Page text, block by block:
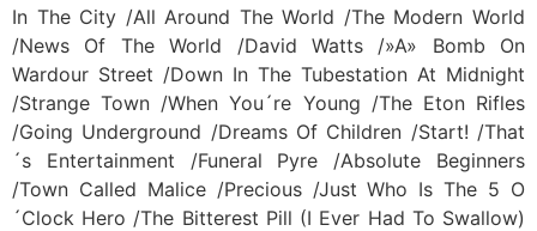
In The City /All Around The World /The Modern World
/News Of The World /David Watts /»A» Bomb On
Wardour Street /Down In The Tubestation At Midnight
/Strange Town /When You´re Young /The Eton Rifles
/Going Underground /Dreams Of Children /Start! /That
´s Entertainment /Funeral Pyre /Absolute Beginners
/Town Called Malice /Precious /Just Who Is The 5 O
´Clock Hero /The Bitterest Pill (I Ever Had To Swallow)